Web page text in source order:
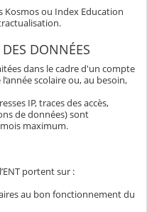
Kosmos ou Index Education
DONNÉES
dans le cadre d'un compte
scolaire ou, au besoin,
IP, traces des accès,
de données) sont
maximum.
portent sur :
au bon fonctionnement du